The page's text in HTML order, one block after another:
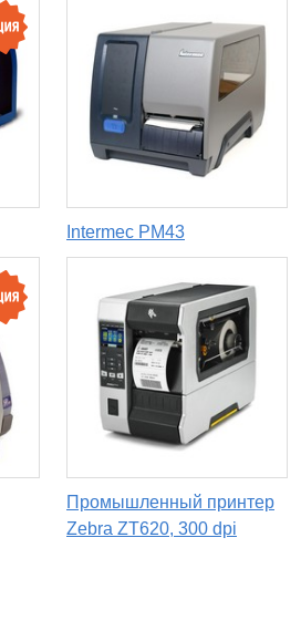
Intermec PM43
Промышленный принтер
Zebra ZT620, 300 dpi